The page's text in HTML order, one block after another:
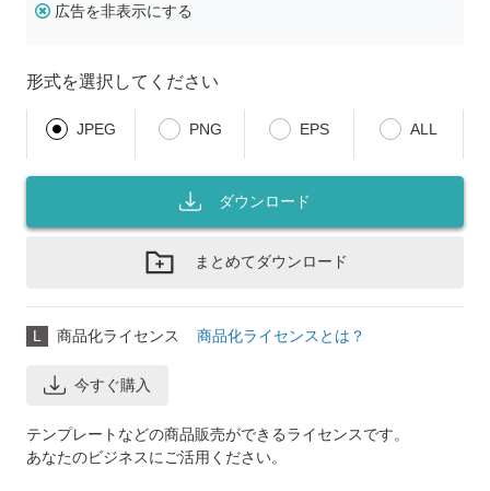
広告を非表示にする
形式を選択してください
JPEG PNG EPS ALL
ダウンロード
まとめてダウンロード
L 商品化ライセンス 商品化ライセンスとは？
今すぐ購入
テンプレートなどの商品販売ができるライセンスです。
あなたのビジネスにご活用ください。